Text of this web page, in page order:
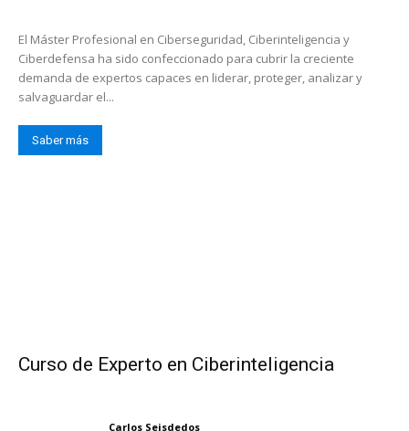
El Máster Profesional en Ciberseguridad, Ciberinteligencia y
Ciberdefensa ha sido confeccionado para cubrir la creciente
demanda de expertos capaces en liderar, proteger, analizar y
salvaguardar el...
Saber más
Curso de Experto en Ciberinteligencia
Carlos Seisdedos